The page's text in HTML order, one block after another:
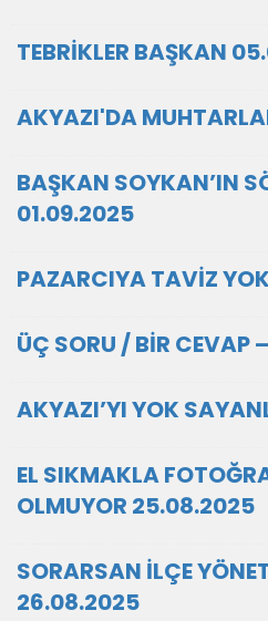
TEBRİKLER BAŞKAN
AKYAZI'DA
BAŞKAN SOYKAN’IN
01.09.2025
PAZARCIYA TAVİZ
ÜÇ SORU / BİR CEVAP
AKYAZI’YI YOK
EL SIKMAKLA
OLMUYOR 25.08.2025
SORARSAN İLÇE
26.08.2025